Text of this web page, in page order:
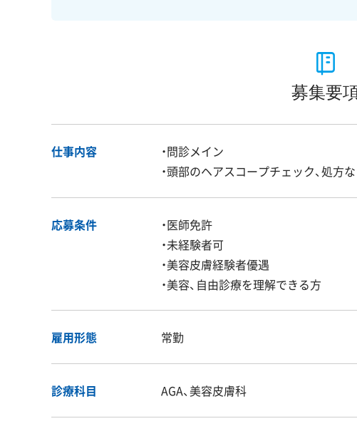
募集要
仕事内容
・問診メイン
・頭部のヘアスコープチェック、処方
応募条件
・医師免許
・未経験者可
・美容皮膚経験者優遇
・美容、自由診療を理解できる方
雇用形態 常勤
診療科目 AGA、美容皮膚科